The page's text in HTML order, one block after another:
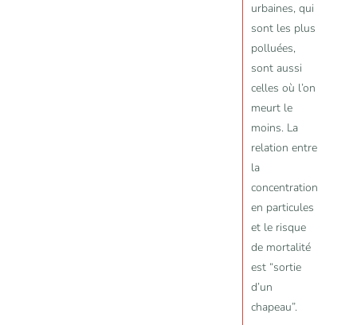
urbaines, qui
sont les plus
polluées,
sont aussi
celles où l’on
meurt le
moins. La
relation entre
la
concentration
en particules
et le risque
de mortalité
est “sortie
d’un
chapeau”.